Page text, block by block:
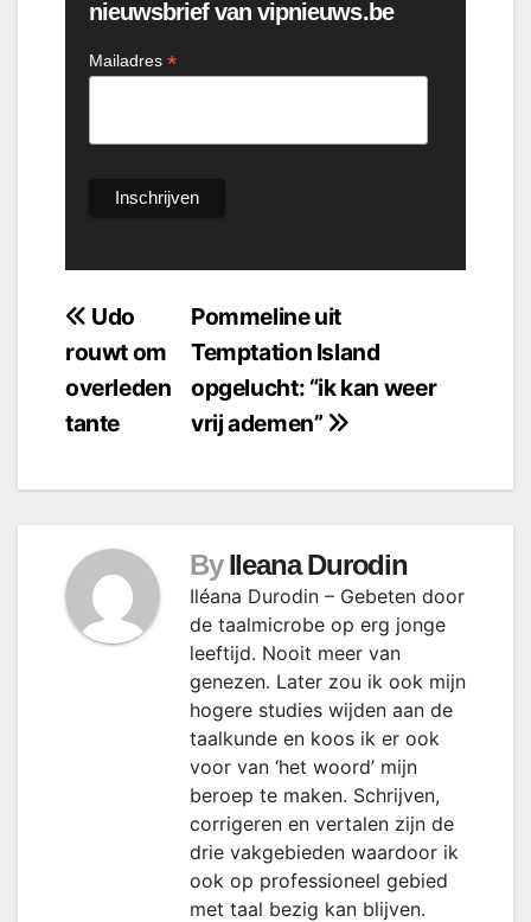
nieuwsbrief van vipnieuws.be
Mailadres *
Bericht
navigatie
Pommeline uit
Temptation Island
opgelucht: “ik kan weer
vrij ademen”
Udo
rouwt om
overleden
tante
By Ileana Durodin
Iléana Durodin – Gebeten door
de taalmicrobe op erg jonge
leeftijd. Nooit meer van
genezen. Later zou ik ook mijn
hogere studies wijden aan de
taalkunde en koos ik er ook
voor van ‘het woord’ mijn
beroep te maken. Schrijven,
corrigeren en vertalen zijn de
drie vakgebieden waardoor ik
ook op professioneel gebied
met taal bezig kan blijven.